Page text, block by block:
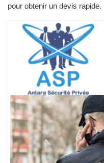
pour obtenir un devis rapide.